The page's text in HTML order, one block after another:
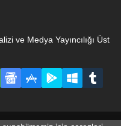
İzmit ilçesi
Mezbahası’nda,
sağlıklı ve modern
kurban kesimi...
ve Medya Yayıncılığı Üst